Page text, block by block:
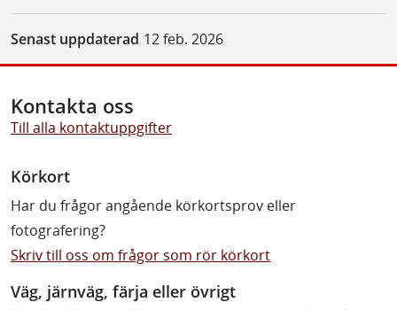
Senast uppdaterad 12 feb. 2026
Kontakta oss
Till alla kontaktuppgifter
Körkort
Har du frågor angående körkortsprov eller
fotografering?
Skriv till oss om frågor som rör körkort
Väg, järnväg, färja eller övrigt